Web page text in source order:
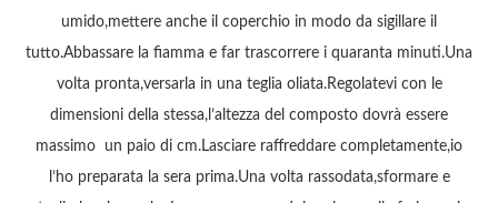
umido,mettere anche il coperchio in modo da sigillare il
tutto.Abbassare la fiamma e far trascorrere i quaranta minuti.Una
volta pronta,versarla in una teglia oliata.Regolatevi con le
dimensioni della stessa,l’altezza del composto dovrà essere
massimo un paio di cm.Lasciare raffreddare completamente,io
l’ho preparata la sera prima.Una volta rassodata,sformare e